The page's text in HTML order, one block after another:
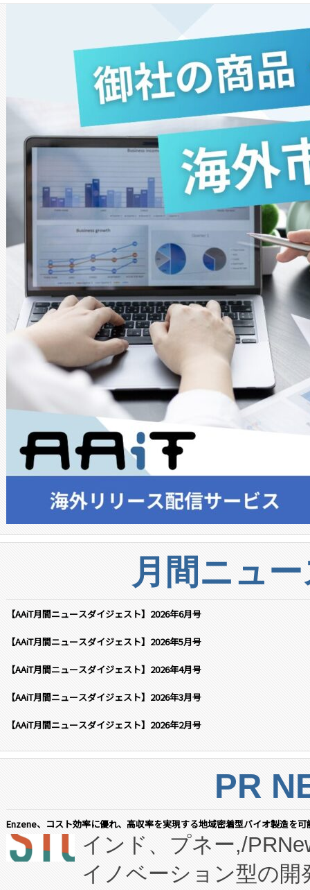
月間ニュ
【AAiT月間ニュースダイジェスト】2026年6月号
【AAiT月間ニュースダイジェスト】2026年5月号
【AAiT月間ニュースダイジェスト】2026年4月号
【AAiT月間ニュースダイジェスト】2026年3月号
【AAiT月間ニュースダイジェスト】2026年2月号
PR
Enzene、コスト効率に優れ、高収率を実現する地域密着型バイオ製造を
インド、プネー,/
イノベーション型の